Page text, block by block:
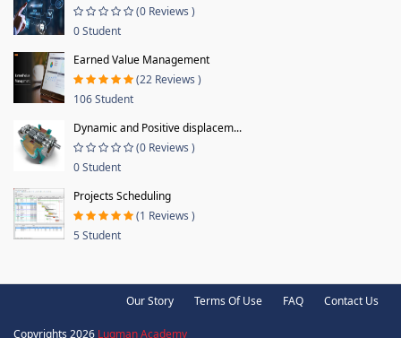
(0 Reviews )
0 Student
Earned Value Management
(22 Reviews )
106 Student
Dynamic and Positive displacem...
(0 Reviews )
0 Student
Projects Scheduling
(1 Reviews )
5 Student
Our Story Terms Of Use FAQ Contact Us
Copyrights 2026 Luqman Academy